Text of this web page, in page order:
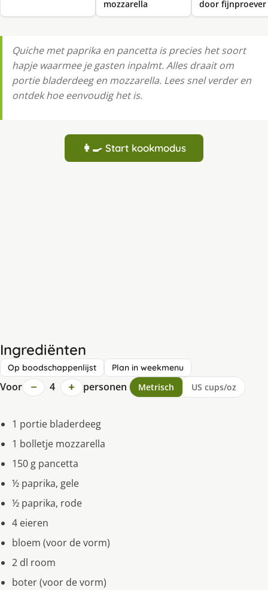
mozzarella
door fijnproever
Quiche met paprika en pancetta is precies het soort
hapje waarmee je gasten inpalmt. Alles draait om
portie bladerdeeg en mozzarella. Lees snel verder en
ontdek hoe eenvoudig het is.
👩‍🍳 Start kookmodus
Ingrediënten
Op boodschappenlijst Plan in weekmenu
Voor − 4 + personen Metrisch US cups/oz
1 portie bladerdeeg
1 bolletje mozzarella
150 g pancetta
½ paprika, gele
½ paprika, rode
4 eieren
bloem (voor de vorm)
2 dl room
boter (voor de vorm)